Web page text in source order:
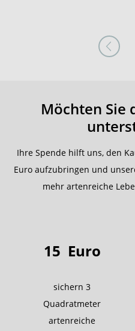
Möchten Sie
Ihre Spende hilft uns, den
Euro aufzubringen und
mehr artenreiche
15 Euro
sichern 3
Quadratmeter
artenreiche